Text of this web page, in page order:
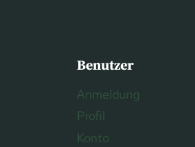
Benutzer
Anmeldung
Profil
Konto